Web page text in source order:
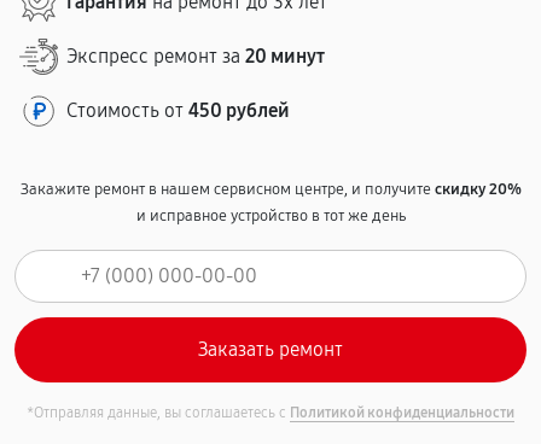
Экспресс ремонт за 20 минут
Стоимость от 450 рублей
Закажите ремонт в нашем сервисном центре, и получитескидку 20%
и исправное устройство в тот же день
*Отправляя данные, вы соглашаетесь с Политикой конфиденциальности